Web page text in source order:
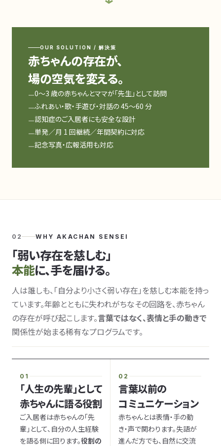
OUR SOLUTION / 解決策
赤ちゃんの存在が、
場の空気を変える。
0〜3 歳の赤ちゃんとママが「先生」として訪問
ふれあい・歌・手遊び・対話の 45〜60 分
認知症のご入居者にも安全な設計
単発／月 1 回継続／年間契約に対応
記念写真・広報活用も対応
02 WHY AKACHAN SENSEI
「弱い存在を慈しむ」
本能に、手を届ける。
人は誰しも、「自分より小さく弱い存在」を慈しむ本能を持っ
ています。年齢とともに失われがちなその回路を、赤ちゃん
の存在が呼び起こします。言葉ではなく、表情と手の動きで
関係性が始まる稀有なプログラムです。
01
「人生の先輩」として
赤ちゃんに語る役割
ご入居者は赤ちゃんの「先
輩」として、自分の人生経験
を語る側に回ります。役割の
02
言葉以前の
コミュニケーション
赤ちゃんとは表情・手の動
き・声で関わります。失語が
進んだ方でも、自然に交流